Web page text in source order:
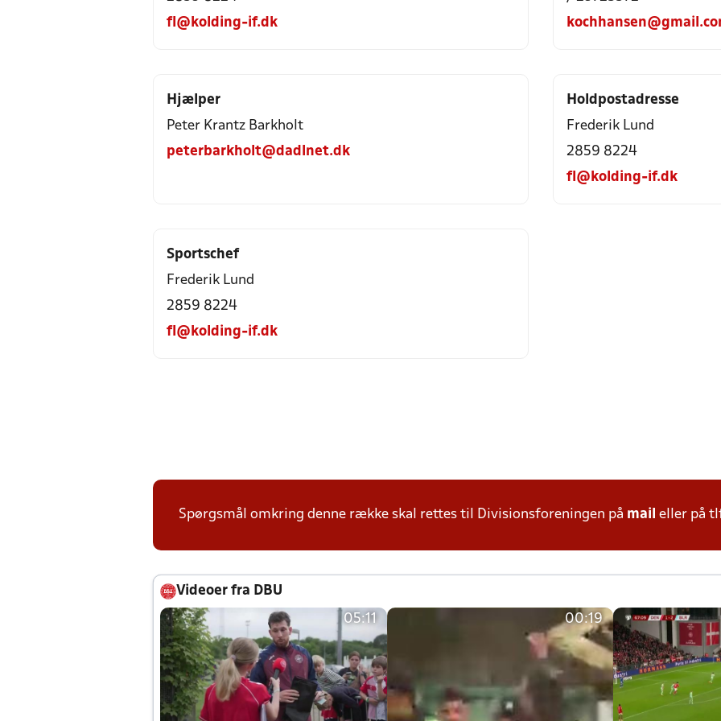
fl@kolding-if.dk
Hjælper
Peter Krantz Barkholt
peterbarkholt@dadlnet.dk
Holdpostadresse
Frederik Lund
2859 8224
fl@kolding-if.dk
Sportschef
Frederik Lund
2859 8224
fl@kolding-if.dk
Spørgsmål omkring denne række skal rettes til Divisionsforeningen på mail eller på
Videoer fra DBU
05:11 00:19